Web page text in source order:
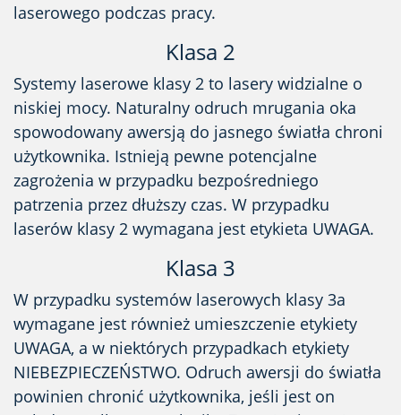
laserowego podczas pracy.
Klasa 2
Systemy laserowe klasy 2 to lasery widzialne o
niskiej mocy. Naturalny odruch mrugania oka
spowodowany awersją do jasnego światła chroni
użytkownika. Istnieją pewne potencjalne
zagrożenia w przypadku bezpośredniego
patrzenia przez dłuższy czas. W przypadku
laserów klasy 2 wymagana jest etykieta UWAGA.
Klasa 3
W przypadku systemów laserowych klasy 3a
wymagane jest również umieszczenie etykiety
UWAGA, a w niektórych przypadkach etykiety
NIEBEZPIECZEŃSTWO. Odruch awersji do światła
powinien chronić użytkownika, jeśli jest on